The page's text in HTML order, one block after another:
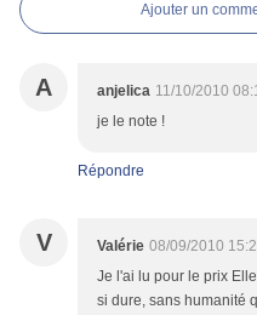
Ajouter un
A anjelica 11/10/2010
je le note !
Répondre
V Valérie 08/09/2010
Je l'ai lu pour le prix
si dure, sans humanité